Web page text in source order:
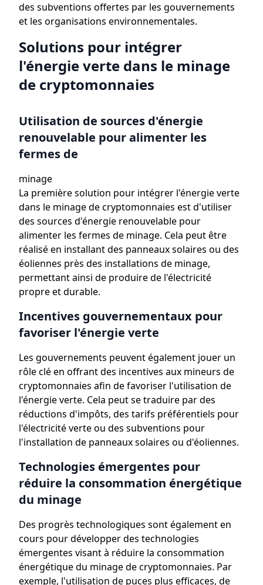
des subventions offertes par les gouvernements
et les organisations environnementales.
Solutions pour intégrer
l'énergie verte dans le minage
de cryptomonnaies
Utilisation de sources d'énergie
renouvelable pour alimenter les
fermes de
minage
La première solution pour intégrer l'énergie verte
dans le minage de cryptomonnaies est d'utiliser
des sources d'énergie renouvelable pour
alimenter les fermes de minage. Cela peut être
réalisé en installant des panneaux solaires ou des
éoliennes près des installations de minage,
permettant ainsi de produire de l'électricité
propre et durable.
Incentives gouvernementaux pour
favoriser l'énergie verte
Les gouvernements peuvent également jouer un
rôle clé en offrant des incentives aux mineurs de
cryptomonnaies afin de favoriser l'utilisation de
l'énergie verte. Cela peut se traduire par des
réductions d'impôts, des tarifs préférentiels pour
l'électricité verte ou des subventions pour
l'installation de panneaux solaires ou d'éoliennes.
Technologies émergentes pour
réduire la consommation énergétique
du minage
Des progrès technologiques sont également en
cours pour développer des technologies
émergentes visant à réduire la consommation
énergétique du minage de cryptomonnaies. Par
exemple, l'utilisation de puces plus efficaces, de